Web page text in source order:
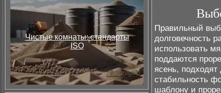
Чистые комнаты: стандарты
ISO
Правильный
долговечность
использовать
поддаются
ясень, подходят
стабильность
шаблону и